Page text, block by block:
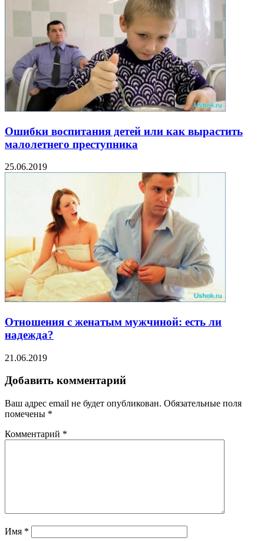
Ошибки воспитания детей или как вырастить
малолетнего преступника
25.06.2019
Отношения с женатым мужчиной: есть ли
надежда?
21.06.2019
Добавить комментарий
Ваш адрес email не будет опубликован. Обязательные поля
помечены *
Комментарий *
Имя *